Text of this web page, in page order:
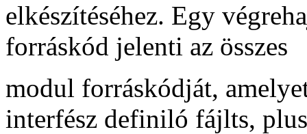
elkészítéséhez. Egy
forráskód jelenti az összes
modul forráskódját,
interfész definiló fájlts,